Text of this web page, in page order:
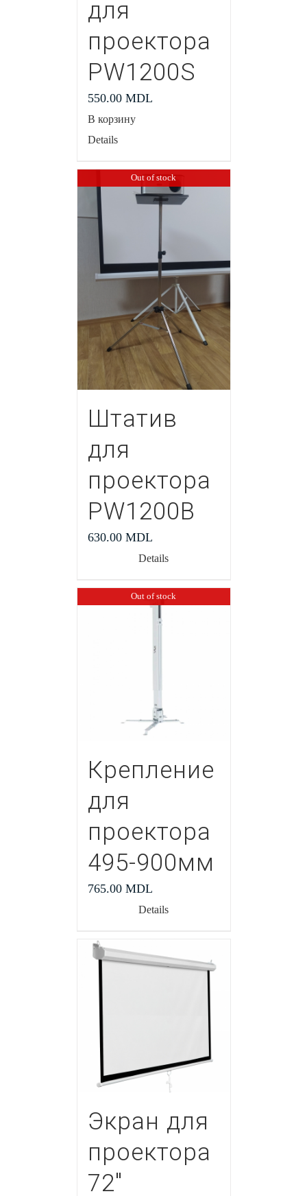
для
проектора
PW1200S
550.00 MDL
В корзину
Details
Out of stock
Штатив
для
проектора
PW1200В
630.00 MDL
Details
Out of stock
Крепление
для
проектора
495-900мм
765.00 MDL
Details
Экран для
проектора
72″